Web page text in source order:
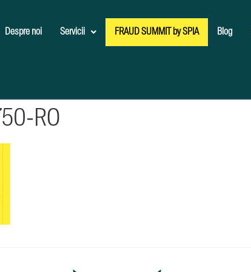
Despre noi Servicii FRAUD SUMMIT by SPIA Blog
RO